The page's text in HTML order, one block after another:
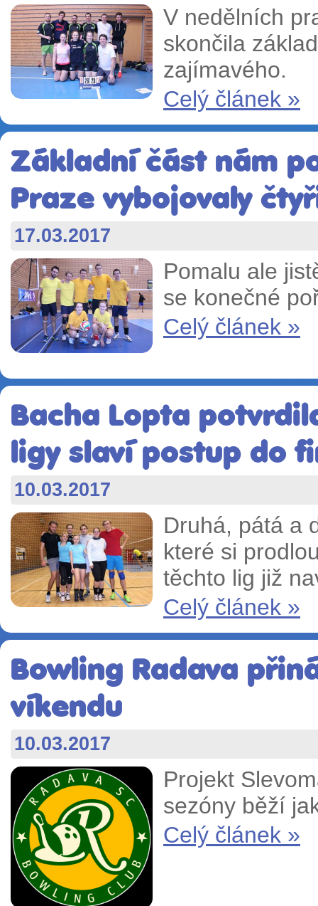
V nedělních
skončila
zajímavého.
Celý článek »
Základní část nám
Praze vybojovaly
17.03.2017
Pomalu ale
se konečné
Celý článek »
Bacha Lopta
ligy slaví postup do
10.03.2017
Druhá, pátá a
které si
těchto lig již
Celý článek »
Bowling Radava
víkendu
10.03.2017
Projekt
sezóny běží
Celý článek »